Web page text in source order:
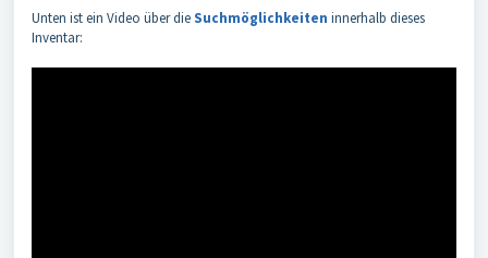
Unten ist ein Video über dieSuchmöglichkeiten innerhalb dieses
Inventar: